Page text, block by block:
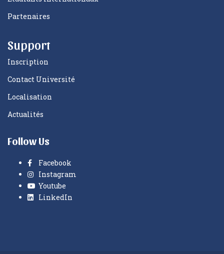
Partenaires
Support
Inscription
Contact Université
Localisation
Actualités
Follow Us
Facebook
Instagram
Youtube
LinkedIn